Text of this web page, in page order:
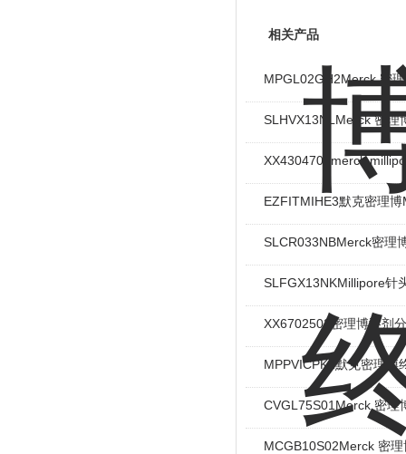
相关产品
MPGL02GH2Merck 密
SLHVX13NLMerck 密理
XX4304700merck
EZFITMIHE3默克密理
SLCR033NBMerck密理
SLFGX13NKMillipore针
XX6702502密理博溶剂
MPPVICPK1默克密理博
CVGL75S01Merck 密理
MCGB10S02Merck 密